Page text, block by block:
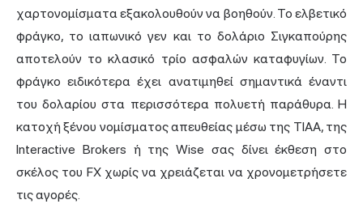
χαρτονομίσματα εξακολουθούν να βοηθούν. Το ελβετικό
φράγκο, το ιαπωνικό γεν και το δολάριο Σιγκαπούρης
αποτελούν το κλασικό τρίο ασφαλών καταφυγίων. Το
φράγκο ειδικότερα έχει ανατιμηθεί σημαντικά έναντι
του δολαρίου στα περισσότερα πολυετή παράθυρα. Η
κατοχή ξένου νομίσματος απευθείας μέσω της TIAA, της
Interactive Brokers ή της Wise σας δίνει έκθεση στο
σκέλος του FX χωρίς να χρειάζεται να χρονομετρήσετε
τις αγορές.